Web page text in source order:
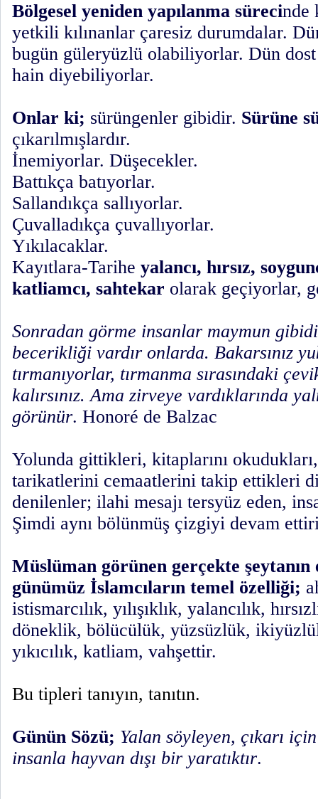
Bölgesel yeniden yapılanma sürecinde
yetkili kılınanlar çaresiz durumdalar.
bugün güleryüzlü olabiliyorlar. Dün
hain diyebiliyorlar.
Onlar ki; sürüngenler gibidir. Sürüne
çıkarılmışlardır.
İnemiyorlar. Düşecekler.
Battıkça batıyorlar.
Sallandıkça sallıyorlar.
Çuvalladıkça çuvallıyorlar.
Yıkılacaklar.
Kayıtlara-Tarihe yalancı, hırsız,
katliamcı, sahtekar olarak geçiyorlar,
Sonradan görme insanlar maymun
becerikliği vardır onlarda. Bakarsınız
tırmanıyorlar, tırmanma sırasındaki
kalırsınız. Ama zirveye vardıklarında
görünür. Honoré de Balzac
Yolunda gittikleri, kitaplarını
tarikatlerini cemaatlerini takip ettikleri
denilenler; ilahi mesajı tersyüz eden,
Şimdi aynı bölünmüş çizgiyi devam
Müslüman görünen gerçekte
günümüz İslamcıların temel özelliği;
istismarcılık, yılışıklık, yalancılık,
döneklik, bölücülük, yüzsüzlük,
yıkıcılık, katliam, vahşettir.
Bu tipleri tanıyın, tanıtın.
Günün Sözü; Yalan söyleyen, çıkarı
insanla hayvan dışı bir yaratıktır.